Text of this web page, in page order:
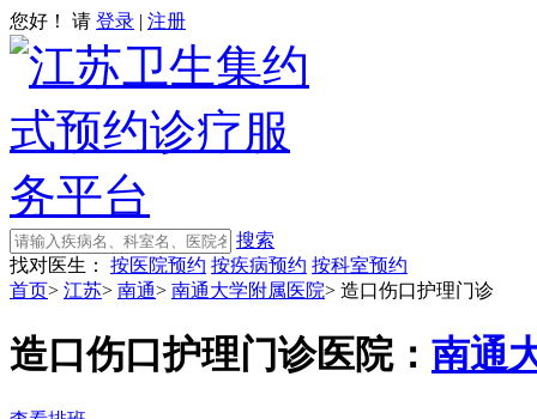
您好！ 请 登录 | 注册
搜索
找对医生：
按医院预约 按疾病预约 按科室预约
首页> 江苏> 南通> 南通大学附属医院> 造口伤口护理门诊
造口伤口护理门诊医院： 南通